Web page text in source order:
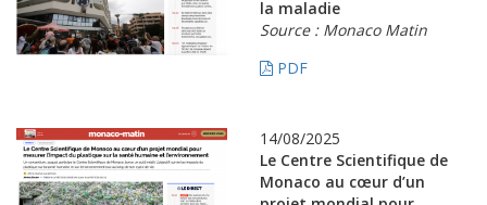
la maladie
Source : Monaco Matin
PDF
14/08/2025
Le Centre Scientifique de
Monaco au cœur d’un